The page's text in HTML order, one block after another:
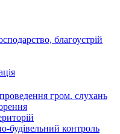
благоустрій
гром. слухань
будівельний контроль